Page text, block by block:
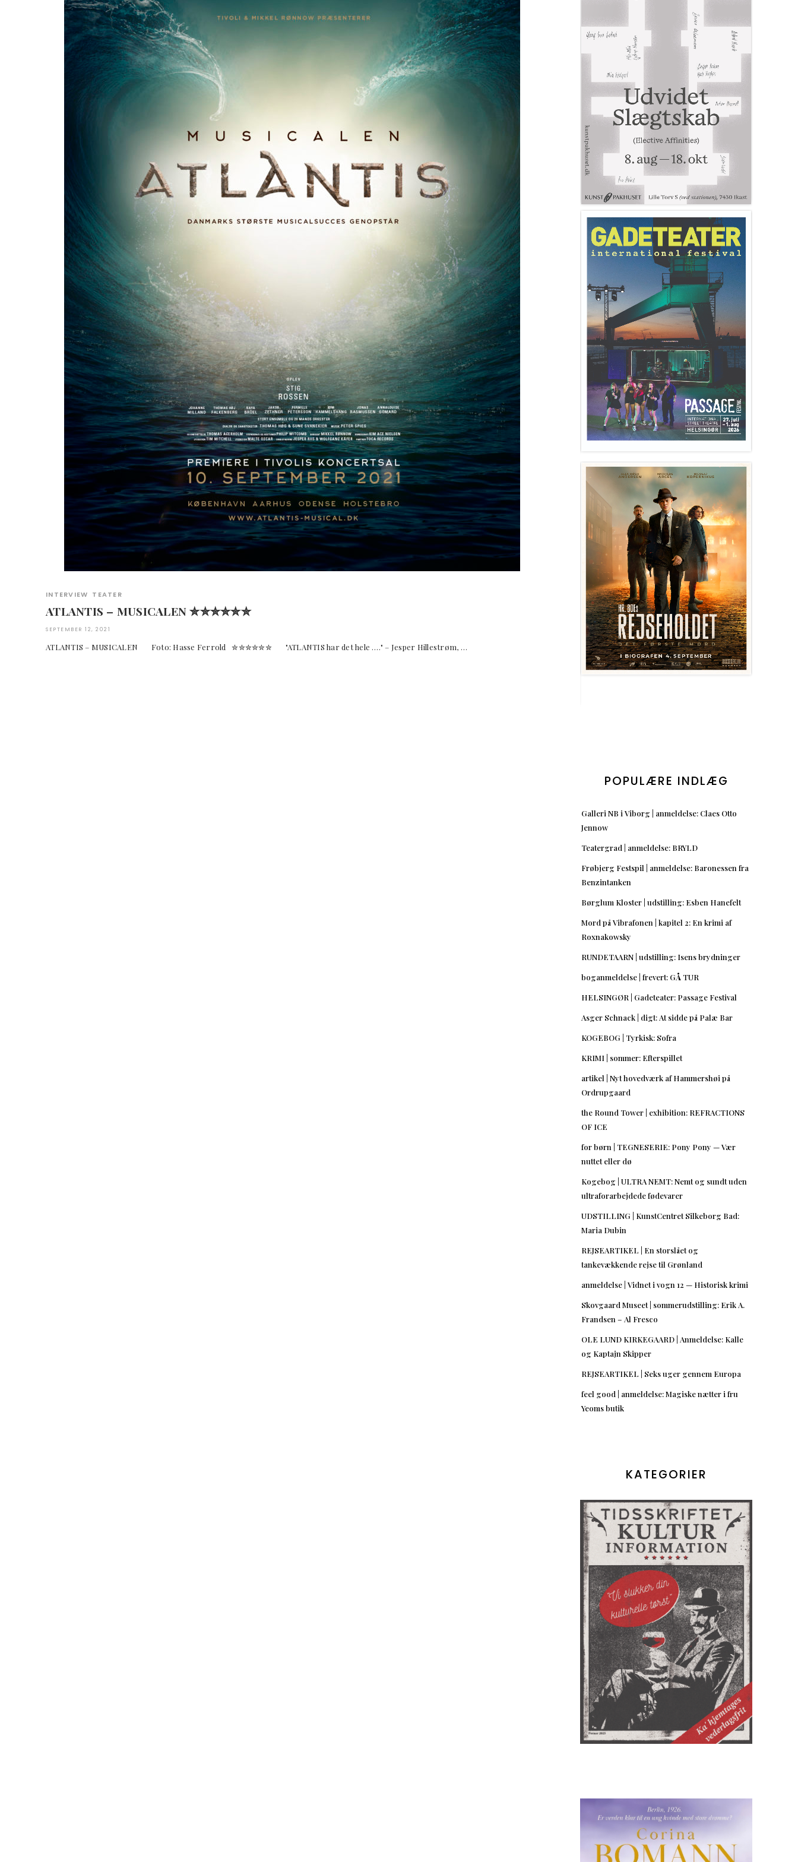
INTERVIEW TEATER
ATLANTIS – MUSICALEN ✮✮✮✮✮✮
SEPTEMBER 12, 2021
ATLANTIS – MUSICALEN Foto: Hasse Ferrold ✮✮✮✮✮✮ "ATLANTIS har det hele …." – Jesper Hillestrøm, …
POPULÆRE INDLÆG
Galleri NB i Viborg | anmeldelse: Claes Otto
Jennow
Teatergrad | anmeldelse: BRYLD
Frøbjerg Festspil | anmeldelse: Baronessen fra
Benzintanken
Børglum Kloster | udstilling: Esben Hanefelt
Mord på Vibrafonen | kapitel 2: En krimi af
Roxnakowsky
RUNDETAARN | udstilling: Isens brydninger
boganmeldelse | frevert: GÅ TUR
HELSINGØR | Gadeteater: Passage Festival
Asger Schnack | digt: At sidde på Palæ Bar
KOGEBOG | Tyrkisk: Sofra
KRIMI | sommer: Efterspillet
artikel | Nyt hovedværk af Hammershøi på
Ordrupgaard
the Round Tower | exhibition: REFRACTIONS
OF ICE
for børn | TEGNESERIE: Pony Pony — Vær
nuttet eller dø
Kogebog | ULTRA NEMT: Nemt og sundt uden
ultraforarbejdede fødevarer
UDSTILLING | KunstCentret Silkeborg Bad:
Maria Dubin
REJSEARTIKEL | En storslået og
tankevækkende rejse til Grønland
anmeldelse | Vidnet i vogn 12 — Historisk krimi
Skovgaard Museet | sommerudstilling: Erik A.
Frandsen – Al Fresco
OLE LUND KIRKEGAARD | Anmeldelse: Kalle
og Kaptajn Skipper
REJSEARTIKEL | Seks uger gennem Europa
feel good | anmeldelse: Magiske nætter i fru
Yeoms butik
KATEGORIER